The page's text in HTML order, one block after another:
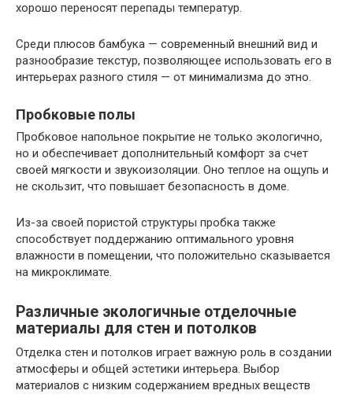
хорошо переносят перепады температур.
Среди плюсов бамбука — современный внешний вид и
разнообразие текстур, позволяющее использовать его в
интерьерах разного стиля — от минимализма до этно.
Пробковые полы
Пробковое напольное покрытие не только экологично,
но и обеспечивает дополнительный комфорт за счет
своей мягкости и звукоизоляции. Оно теплое на ощупь и
не скользит, что повышает безопасность в доме.
Из-за своей пористой структуры пробка также
способствует поддержанию оптимального уровня
влажности в помещении, что положительно сказывается
на микроклимате.
Различные экологичные отделочные
материалы для стен и потолков
Отделка стен и потолков играет важную роль в создании
атмосферы и общей эстетики интерьера. Выбор
материалов с низким содержанием вредных веществ